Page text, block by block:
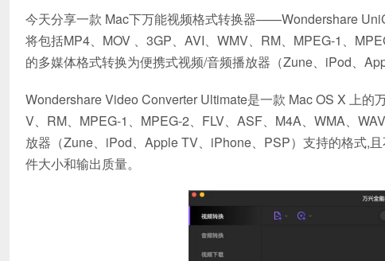
今天分享一款 Mac下万能视频格式转换器——Wondershare
将包括MP4、MOV 、3GP、AVI、WMV、RM、MPEG-1、
的多媒体格式转换为便携式视频/音频播放器（Zune、iPod、
Wondershare Video Converter Ultimate是一款 Mac OS X 上
V、RM、MPEG-1、MPEG-2、FLV、ASF、M4A、WMA、
放器（Zune、iPod、Apple TV、iPhone、PSP）支持的格式,
件大小和输出质量。